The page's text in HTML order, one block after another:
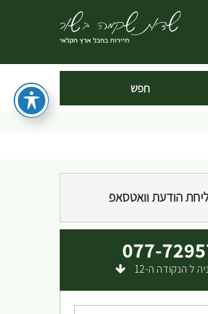
הודעת וואטסאפ
077-
ל הנקודה ה-12